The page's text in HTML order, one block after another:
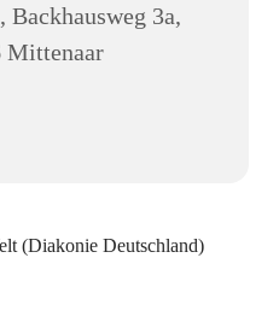
3a,
Mittenaar
(Diakonie Deutschland)